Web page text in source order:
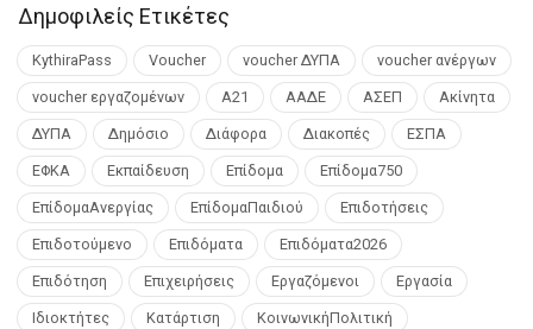
Δημοφιλείς Ετικέτες
KythiraPass Voucher voucher ΔΥΠΑ voucher ανέργων
voucher εργαζομένων Α21 ΑΑΔΕ ΑΣΕΠ Ακίνητα
ΔΥΠΑ Δημόσιο Διάφορα Διακοπές ΕΣΠΑ
ΕΦΚΑ Εκπαίδευση Επίδομα Επίδομα750
ΕπίδομαΑνεργίας ΕπίδομαΠαιδιού Επιδοτήσεις
Επιδοτούμενο Επιδόματα Επιδόματα2026
Επιδότηση Επιχειρήσεις Εργαζόμενοι Εργασία
Ιδιοκτήτες Κατάρτιση ΚοινωνικήΠολιτική